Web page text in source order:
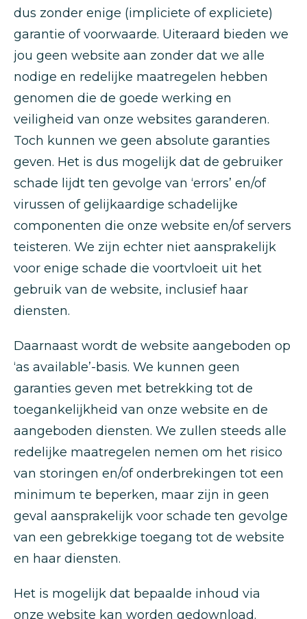
dus zonder enige (impliciete of expliciete)
garantie of voorwaarde. Uiteraard bieden we
jou geen website aan zonder dat we alle
nodige en redelijke maatregelen hebben
genomen die de goede werking en
veiligheid van onze websites garanderen.
Toch kunnen we geen absolute garanties
geven. Het is dus mogelijk dat de gebruiker
schade lijdt ten gevolge van ‘errors’ en/of
virussen of gelijkaardige schadelijke
componenten die onze website en/of servers
teisteren. We zijn echter niet aansprakelijk
voor enige schade die voortvloeit uit het
gebruik van de website, inclusief haar
diensten.
Daarnaast wordt de website aangeboden op
‘as available’-basis. We kunnen geen
garanties geven met betrekking tot de
toegankelijkheid van onze website en de
aangeboden diensten. We zullen steeds alle
redelijke maatregelen nemen om het risico
van storingen en/of onderbrekingen tot een
minimum te beperken, maar zijn in geen
geval aansprakelijk voor schade ten gevolge
van een gebrekkige toegang tot de website
en haar diensten.
Het is mogelijk dat bepaalde inhoud via
onze website kan worden gedownload.